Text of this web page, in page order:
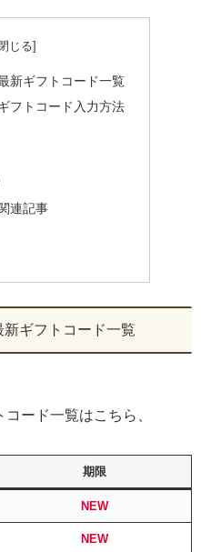
新ギフトコード一覧
フトコード入力方法
連記事
ギフトコード一覧
ード一覧はこちら、
期限
NEW
NEW